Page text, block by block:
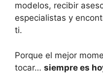
modelos, recibir
especialistas y
ti.
Porque el mejor
tocar… siempre es